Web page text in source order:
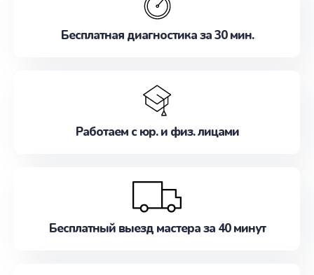
Бесплатная диагностика за 30 мин.
Работаем с юр. и физ. лицами
Бесплатный выезд мастера за 40 минут